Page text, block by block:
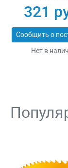
321
Нет в